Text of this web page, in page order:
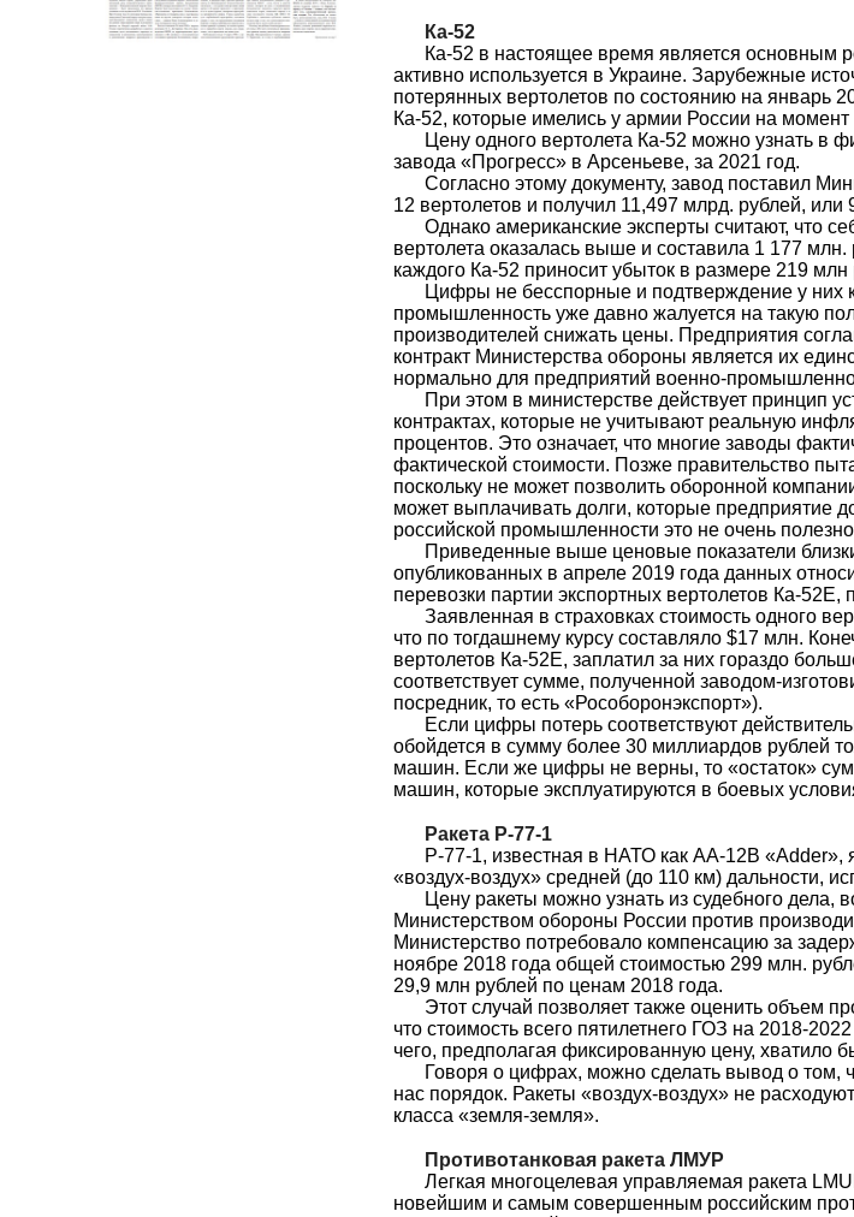
Ка-52
Ка-52 в настоящее время является основным
активно используется в Украине. Зарубежные
потерянных вертолетов по состоянию на январь
Ка-52, которые имелись у армии России на
Цену одного вертолета Ка-52 можно узнать в
завода «Прогресс» в Арсеньеве, за 2021 год.
Согласно этому документу, завод поставил
12 вертолетов и получил 11,497 млрд. рублей,
Однако американские эксперты считают, что
вертолета оказалась выше и составила 1 177 млн.
каждого Ка-52 приносит убыток в размере 219 млн
Цифры не бесспорные и подтверждение у них
промышленность уже давно жалуется на такую
производителей снижать цены. Предприятия
контракт Министерства обороны является их
нормально для предприятий военно-
При этом в министерстве действует принцип
контрактах, которые не учитывают реальную
процентов. Это означает, что многие заводы
фактической стоимости. Позже правительство
поскольку не может позволить оборонной
может выплачивать долги, которые предприятие
российской промышленности это не очень
Приведенные выше ценовые показатели
опубликованных в апреле 2019 года данных
перевозки партии экспортных вертолетов Ка-52Е,
Заявленная в страховках стоимость одного
что по тогдашнему курсу составляло $17 млн.
вертолетов Ка-52Е, заплатил за них гораздо
соответствует сумме, полученной заводом-
посредник, то есть «Рособоронэкспорт»).
Если цифры потерь соответствуют
обойдется в сумму более 30 миллиардов рублей
машин. Если же цифры не верны, то «остаток»
машин, которые эксплуатируются в боевых
Ракета Р-77-1
Р-77-1, известная в НАТО как AA-12B «Adder»,
«воздух-воздух» средней (до 110 км) дальности,
Цену ракеты можно узнать из судебного дела,
Министерством обороны России против
Министерство потребовало компенсацию за
ноябре 2018 года общей стоимостью 299 млн.
29,9 млн рублей по ценам 2018 года.
Этот случай позволяет также оценить объем
что стоимость всего пятилетнего ГОЗ на 2018-
чего, предполагая фиксированную цену, хватило
Говоря о цифрах, можно сделать вывод о том,
нас порядок. Ракеты «воздух-воздух» не
класса «земля-земля».
Противотанковая ракета ЛМУР
Легкая многоцелевая управляемая ракета
новейшим и самым совершенным российским